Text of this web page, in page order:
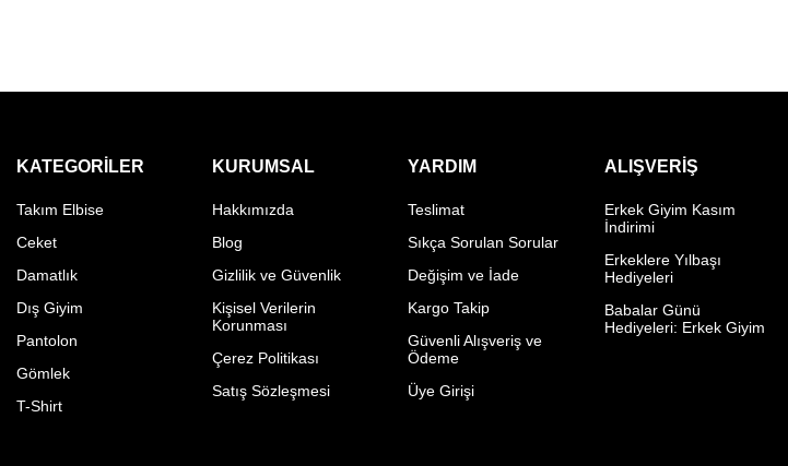
KATEGORILER
Takım Elbise
Ceket
Damatlık
Dış Giyim
Pantolon
Gömlek
T-Shirt
KURUMSAL
Hakkımızda
Blog
Gizlilik ve Güvenlik
Kişisel Verilerin
Korunması
Çerez Politikası
Satış Sözleşmesi
YARDIM
Teslimat
Sıkça Sorulan Sorular
Değişim ve İade
Kargo Takip
Güvenli Alışveriş ve
Ödeme
Üye Girişi
ALIŞVERIŞ
Erkek Giyim Kasım
İndirimi
Erkeklere Yılbaşı
Hediyeleri
Babalar Günü
Hediyeleri: Erkek Giyim